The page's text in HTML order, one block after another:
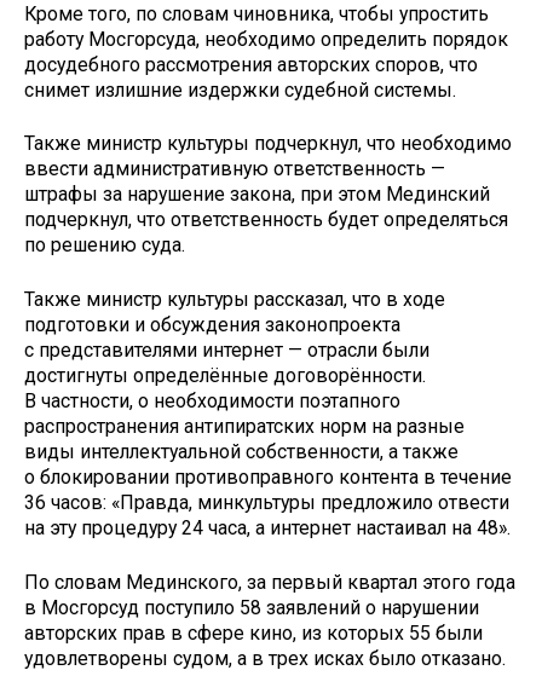
Кроме того, по словам чиновника, чтобы упростить
работу Мосгорсуда, необходимо определить порядок
досудебного рассмотрения авторских споров, что
снимет излишние издержки судебной системы.
Также министр культуры подчеркнул, что необходимо
ввести административную ответственность —
штрафы за нарушение закона, при этом Мединский
подчеркнул, что ответственность будет определяться
по решению суда.
Также министр культуры рассказал, что в ходе
подготовки и обсуждения законопроекта
с представителями интернет — отрасли были
достигнуты определённые договорённости.
В частности, о необходимости поэтапного
распространения антипиратских норм на разные
виды интеллектуальной собственности, а также
о блокировании противоправного контента в течение
36 часов: «Правда, минкультуры предложило отвести
на эту процедуру 24 часа, а интернет настаивал на 48».
По словам Мединского, за первый квартал этого года
в Мосгорсуд поступило 58 заявлений о нарушении
авторских прав в сфере кино, из которых 55 были
удовлетворены судом, а в трех исках было отказано.